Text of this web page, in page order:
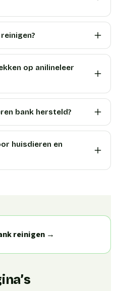
op anilineleer
bank hersteld?
huisdieren en
reinigen→